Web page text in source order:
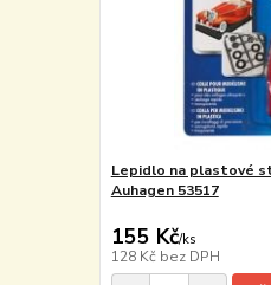
Lepidlo na plastové
Auhagen 53517
155 Kč/ks
128 Kč bez DPH